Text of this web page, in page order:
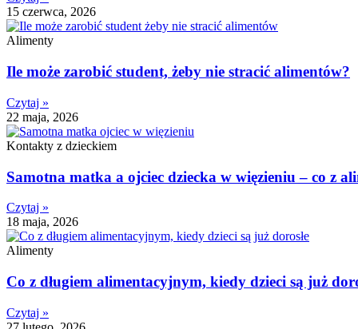
15 czerwca, 2026
Alimenty
Ile może zarobić student, żeby nie stracić alimentów?
Czytaj »
22 maja, 2026
Kontakty z dzieckiem
Samotna matka a ojciec dziecka w więzieniu – co z
Czytaj »
18 maja, 2026
Alimenty
Co z długiem alimentacyjnym, kiedy dzieci są już
Czytaj »